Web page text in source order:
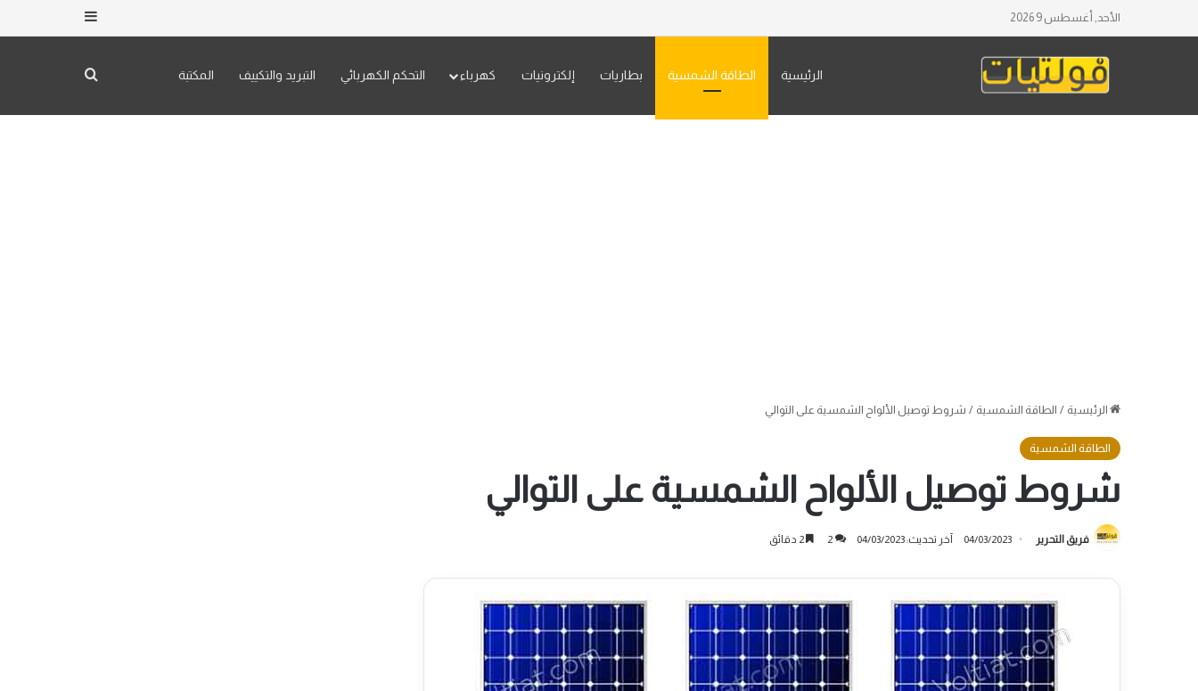
الأحد, أغسطس 9 2026 إضافة عمود
الرئيسية الطاقة الشمسية بطاريات إلكترونيات كهرباء التحكم الكهربائي التبريد والتكييف المكتبة بحث عن
الرئيسية / الطاقة الشمسية / شروط توصيل الألواح الشمسية على التوالي
الطاقة الشمسية
شروط توصيل الألواح الشمسية على التوالي
فريق التحرير 04/03/2023 آخر تحديث: 04/03/2023 2